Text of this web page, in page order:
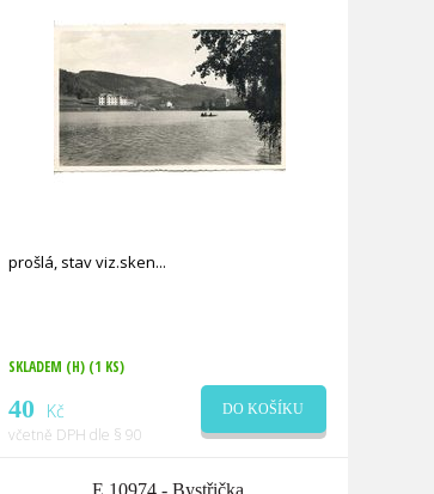
prošlá, stav viz.sken
SKLADEM (H) (1 KS)
40 Kč
včetně DPH dle § 90
DO KOŠÍKU
E 10974 - Bystřička